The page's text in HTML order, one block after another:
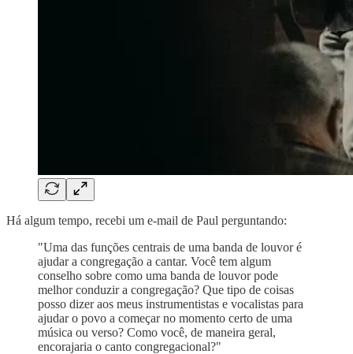
Há algum tempo, recebi um e-mail de Paul perguntando:
"Uma das funções centrais de uma banda de louvor é
ajudar a congregação a cantar. Você tem algum
conselho sobre como uma banda de louvor pode
melhor conduzir a congregação? Que tipo de coisas
posso dizer aos meus instrumentistas e vocalistas para
ajudar o povo a começar no momento certo de uma
música ou verso? Como você, de maneira geral,
encorajaria o canto congregacional?"